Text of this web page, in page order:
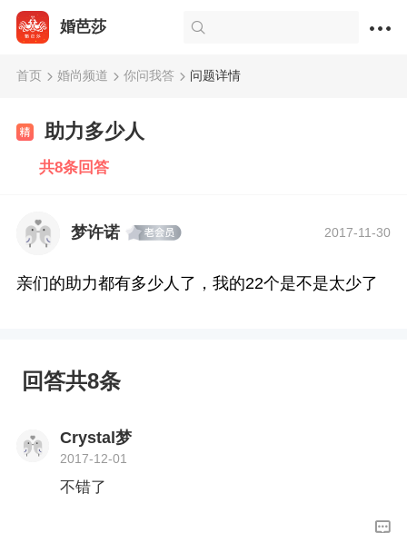
婚芭莎
首页 婚尚频道 你问我答 问题详情
助力多少人
共8条回答
梦许诺 2017-11-30
亲们的助力都有多少人了，我的22个是不是太少了
回答共8条
Crystal梦
2017-12-01
不错了